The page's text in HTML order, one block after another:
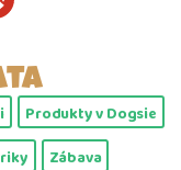
Produkty v Dogsie
Zábava